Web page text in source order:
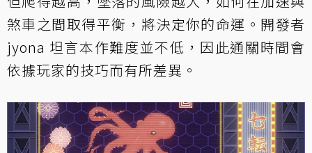
煞車之間取得平衡，將決定你的命運。開發者
jyona 坦言本作難度並不低，因此通關時間會
依據玩家的技巧而有所差異。